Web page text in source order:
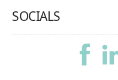
SOCIALS